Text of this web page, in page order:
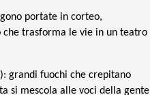
portate in corteo,
trasforma le vie in un teatro
grandi fuochi che crepitano
si mescola alle voci della gente